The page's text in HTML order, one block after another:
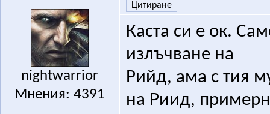
nightwarrior
Мнения: 4391
Цитиране
Каста си е ок.
излъчване на
Рийд, ама с тия
на Риид,